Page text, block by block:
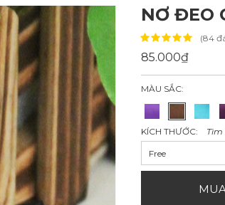
NƠ ĐEO
(84
85.000₫
MÀU SẮC:
KÍCH THƯỚC: Tìm
Free